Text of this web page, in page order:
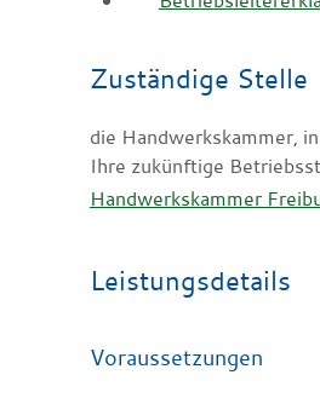
Zuständige Stelle
die Handwerkskammer,
Ihre zukünftige
Handwerkskammer
Leistungsdetails
Voraussetzungen